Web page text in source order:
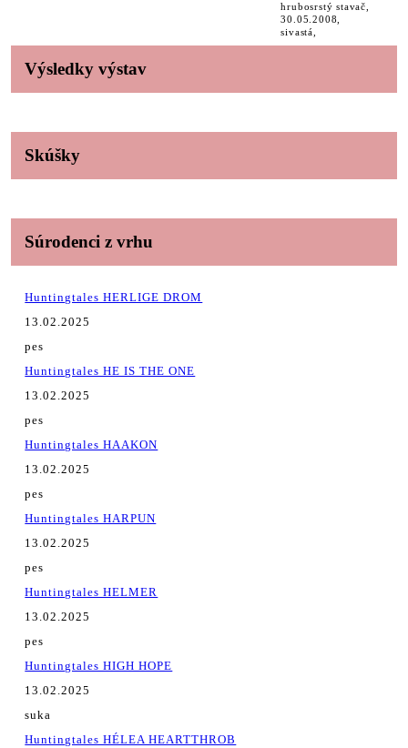
hrubosrstý stavač,
30.05.2008,
sivastá,
Výsledky výstav
Skúšky
Súrodenci z vrhu
Huntingtales HERLIGE DROM
13.02.2025
pes
Huntingtales HE IS THE ONE
13.02.2025
pes
Huntingtales HAAKON
13.02.2025
pes
Huntingtales HARPUN
13.02.2025
pes
Huntingtales HELMER
13.02.2025
pes
Huntingtales HIGH HOPE
13.02.2025
suka
Huntingtales HÉLEA HEARTTHROB